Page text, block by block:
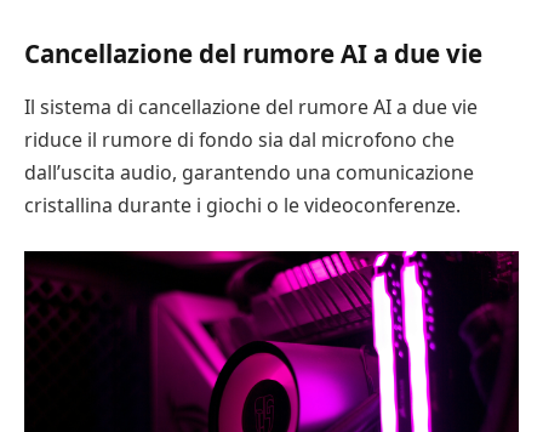
Cancellazione del rumore AI a due vie
Il sistema di cancellazione del rumore AI a due vie
riduce il rumore di fondo sia dal microfono che
dall’uscita audio, garantendo una comunicazione
cristallina durante i giochi o le videoconferenze.